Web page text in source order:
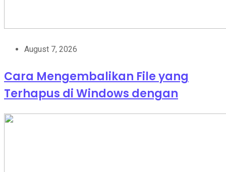
August 7, 2026
Cara Mengembalikan File yang
Terhapus di Windows dengan